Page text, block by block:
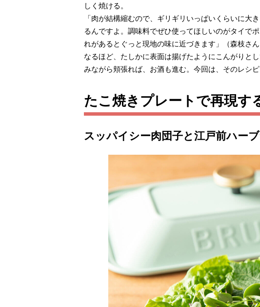
しく焼ける。
「肉が結構縮むので、ギリギリいっぱいくらいに
るんですよ。調味料でぜひ使ってほしいのがタイで
れがあるとぐっと現地の味に近づきます」（森枝さん
なるほど、たしかに表面は揚げたようにこんがりと
みながら頬張れば、お酒も進む。今回は、そのレシピ
たこ焼きプレートで再現す
スッパイシー肉団子と江戸前ハー